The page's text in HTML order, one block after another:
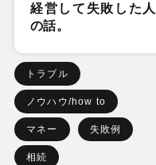
経営して失敗した人
の話。
トラブル
ノウハウ/how to
マネー 失敗例
相続